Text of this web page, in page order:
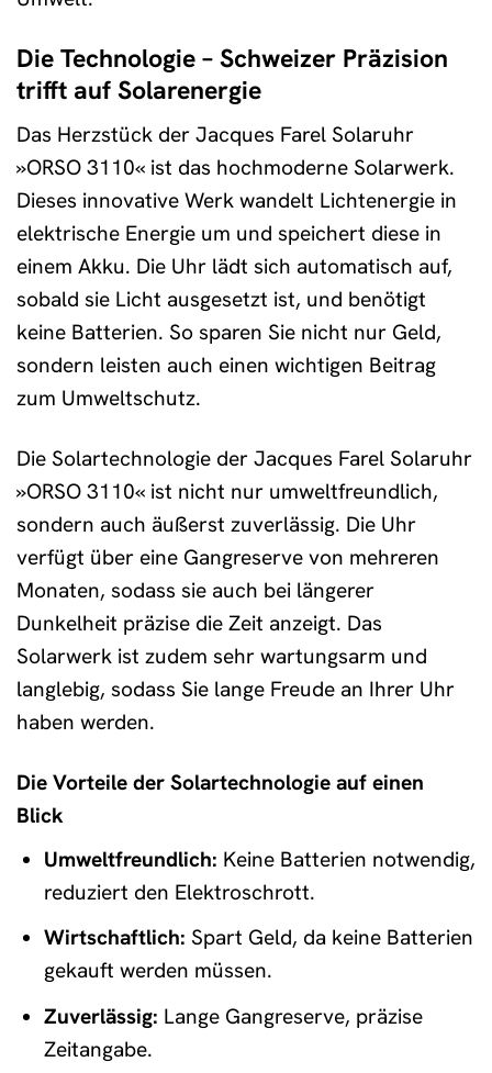
Die Technologie – Schweizer Präzision
trifft auf Solarenergie
Das Herzstück der Jacques Farel Solaruhr
»ORSO 3110« ist das hochmoderne Solarwerk.
Dieses innovative Werk wandelt Lichtenergie in
elektrische Energie um und speichert diese in
einem Akku. Die Uhr lädt sich automatisch auf,
sobald sie Licht ausgesetzt ist, und benötigt
keine Batterien. So sparen Sie nicht nur Geld,
sondern leisten auch einen wichtigen Beitrag
zum Umweltschutz.
Die Solartechnologie der Jacques Farel Solaruhr
»ORSO 3110« ist nicht nur umweltfreundlich,
sondern auch äußerst zuverlässig. Die Uhr
verfügt über eine Gangreserve von mehreren
Monaten, sodass sie auch bei längerer
Dunkelheit präzise die Zeit anzeigt. Das
Solarwerk ist zudem sehr wartungsarm und
langlebig, sodass Sie lange Freude an Ihrer Uhr
haben werden.
Die Vorteile der Solartechnologie auf einen
Blick
Umweltfreundlich: Keine Batterien notwendig,
reduziert den Elektroschrott.
Wirtschaftlich: Spart Geld, da keine Batterien
gekauft werden müssen.
Zuverlässig: Lange Gangreserve, präzise
Zeitangabe.